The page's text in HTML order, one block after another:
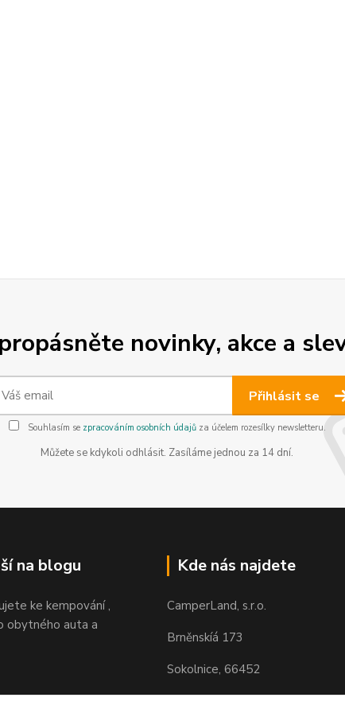
novinky, akce a
Přihlásit se
Souhlasím se zpracováním osobních údajůza účelem rozesílky newsletteru.
Můžete se kdykoli odhlásit. Zasíláme jednou za 14 dní.
na blogu
ke kempování ,
obytného auta a
Kde nás najdete
CamperLand, s.r.o.
Brněnskíá 173
Sokolnice, 66452